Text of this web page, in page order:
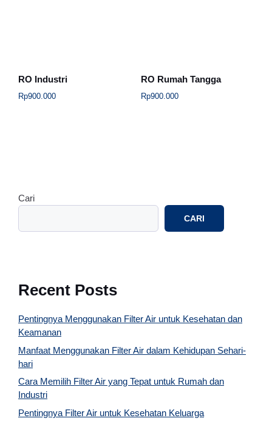
RO Industri
Rp900.000
RO Rumah Tangga
Rp900.000
Cari
CARI
Recent Posts
Pentingnya Menggunakan Filter Air untuk Kesehatan dan
Keamanan
Manfaat Menggunakan Filter Air dalam Kehidupan Sehari-
hari
Cara Memilih Filter Air yang Tepat untuk Rumah dan
Industri
Pentingnya Filter Air untuk Kesehatan Keluarga